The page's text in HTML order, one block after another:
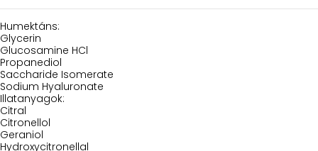
Humektáns:
Glycerin
Glucosamine HCl
Propanediol
Saccharide Isomerate
Sodium Hyaluronate
Illatanyagok:
Citral
Citronellol
Geraniol
Hydroxycitronellal